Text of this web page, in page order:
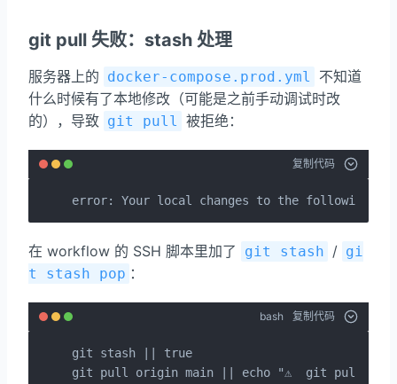
git pull 失败：stash 处理
服务器上的 docker-compose.prod.yml
不知道
什么时候有了本地修改（可能是之前手动调试时改
的），导致 git pull 被拒绝：
复制代码
error: Your local changes to the following
在 workflow 的 SSH 脚本里加了 git stash / gi
t stash pop ：
bash 复制代码
git stash || true
git pull origin main || echo "⚠️  git pull 失